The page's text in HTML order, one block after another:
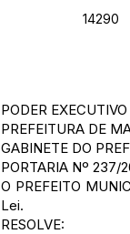
14290
PODER EXECUTIVO
PREFEITURA DE
GABINETE DO
PORTARIA Nº 237/
O PREFEITO
Lei.
RESOLVE: